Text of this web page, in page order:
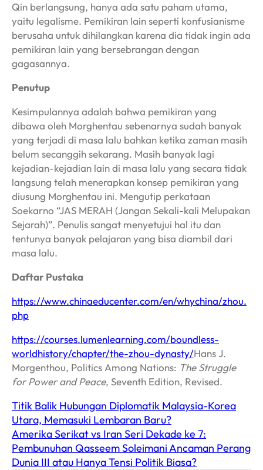
Qin berlangsung, hanya ada satu paham utama,
yaitu legalisme. Pemikiran lain seperti konfusianisme
berusaha untuk dihilangkan karena dia tidak ingin ada
pemikiran lain yang bersebrangan dengan
gagasannya.
Penutup
Kesimpulannya adalah bahwa pemikiran yang
dibawa oleh Morghentau sebenarnya sudah banyak
yang terjadi di masa lalu bahkan ketika zaman masih
belum secanggih sekarang. Masih banyak lagi
kejadian-kejadian lain di masa lalu yang secara tidak
langsung telah menerapkan konsep pemikiran yang
diusung Morghentau ini. Mengutip perkataan
Soekarno “JAS MERAH (Jangan Sekali-kali Melupakan
Sejarah)”. Penulis sangat menyetujui hal itu dan
tentunya banyak pelajaran yang bisa diambil dari
masa lalu.
Daftar Pustaka
https://www.chinaeducenter.com/en/whychina/zhou.
php
https://courses.lumenlearning.com/boundless-
worldhistory/chapter/the-zhou-dynasty/Hans J.
Morgenthou, Politics Among Nations: The Struggle
for Power and Peace, Seventh Edition, Revised.
Titik Balik Hubungan Diplomatik Malaysia-Korea
Utara, Memasuki Lembaran Baru?
Amerika Serikat vs Iran Seri Dekade ke 7:
Pembunuhan Qasseem Soleimani Ancaman Perang
Dunia III atau Hanya Tensi Politik Biasa?